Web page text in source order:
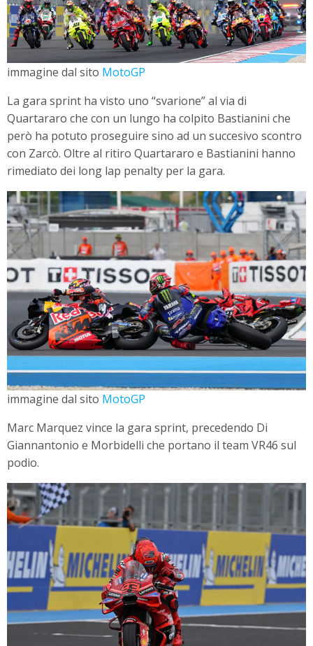
immagine dal sito MotoGP
La gara sprint ha visto uno “svarione” al via di
Quartararo che con un lungo ha colpito Bastianini che
però ha potuto proseguire sino ad un succesivo scontro
con Zarcò. Oltre al ritiro Quartararo e Bastianini hanno
rimediato dei long lap penalty per la gara.
immagine dal sito MotoGP
Marc Marquez vince la gara sprint, precedendo Di
Giannantonio e Morbidelli che portano il team VR46 sul
podio.